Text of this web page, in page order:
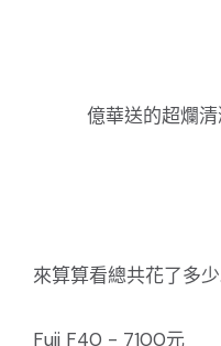
億華送的超爛
來算算看總共花了多少
Fuji F40 - 7100元